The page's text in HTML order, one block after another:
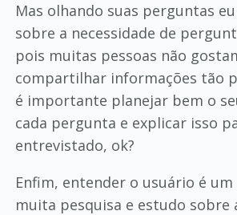
Mas olhando suas perguntas
sobre a necessidade de
pois muitas pessoas não
compartilhar informações tão
é importante planejar bem o
cada pergunta e explicar isso
entrevistado, ok?
Enfim, entender o usuário é
muita pesquisa e estudo sobre